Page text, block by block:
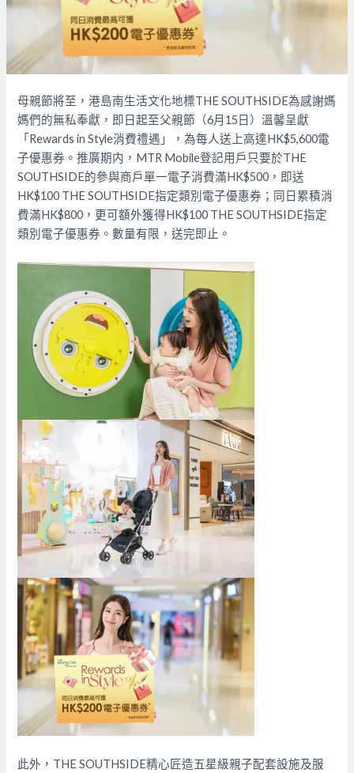
母親節將至，港島南生活文化地標THE SOUTHSIDE為感謝媽
媽們的無私奉獻，即日起至父親節（6月15日）溫馨呈獻
「Rewards in Style消費禮遇」，為每人送上高達HK$5,600電
子優惠券。推廣期内，MTR Mobile登記用戶只要於THE
SOUTHSIDE的參與商戶單一電子消費滿HK$500，即送
HK$100 THE SOUTHSIDE指定類別電子優惠券；同日累積消
費滿HK$800，更可額外獲得HK$100 THE SOUTHSIDE指定
類別電子優惠券。數量有限，送完即止。
此外，THE SOUTHSIDE精心匠造五星級親子配套設施及服